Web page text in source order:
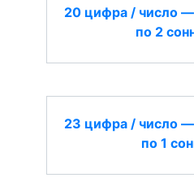
20 цифра / число —
по 2
23 цифра / число —
по 1